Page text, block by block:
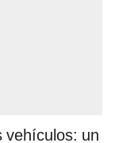
vehículos: un